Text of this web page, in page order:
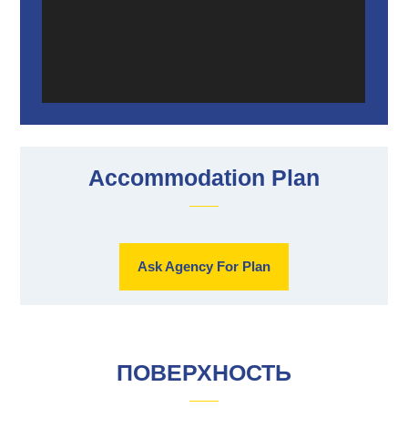
Accommodation Plan
Ask Agency For Plan
ПОВЕРХНОСТЬ